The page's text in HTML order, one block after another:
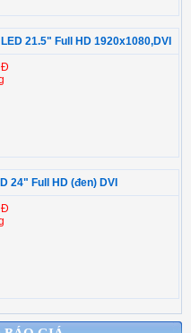
21.5" Full HD 1920x1080,DVI
24" Full HD (đen) DVI